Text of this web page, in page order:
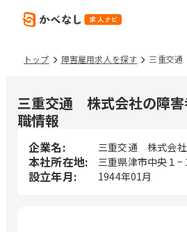
トップ 障害雇用求人を探す 三重交
三重交通 株式会社の障害
職情報
企業名: 三重交通 株式会社
本社所在地: 三重県津市中央１−
設立年月: 1944年01月